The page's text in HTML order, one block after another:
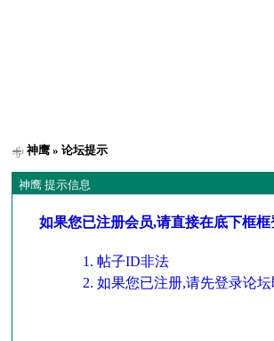
神鹰 » 论坛提示
神鹰 提示信息
如果您已注册会员,请直接在底下框
帖子ID非法
如果您已注册,请先登录论